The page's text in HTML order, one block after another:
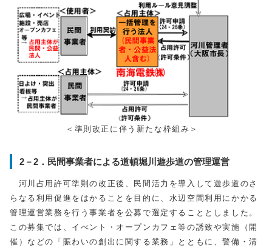
＜準則改正に伴う新たな枠組み＞
2－2．民間事業者による道頓堀川遊歩道の管理運営
河川占用許可準則の改正後、民間活力を導入して遊歩道のさ
らなる利用促進をはかることを目的に、水辺空間利用にかかる
管理運営業務を行う事業者を公募で選定することとしました。
この募集では、イべント・オープンカフェ等の誘致や実施（開
催）などの「賑わいの創出に関する業務」とともに、警備・清